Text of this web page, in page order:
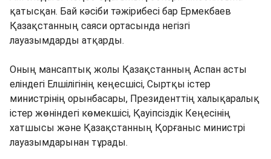
қатысқан. Бай кәсіби тәжірибесі бар Ермекбаев
Қазақстанның саяси ортасында негізгі
лауазымдарды атқарды.
Оның мансаптық жолы Қазақстанның Аспан асты
еліндегі Елшілігінің кеңесшісі, Сыртқы істер
министрінің орынбасары, Президенттің халықаралық
істер жөніндегі көмекшісі, Қауіпсіздік Кеңесінің
хатшысы және Қазақстанның Қорғаныс министрі
лауазымдарынан тұрады.